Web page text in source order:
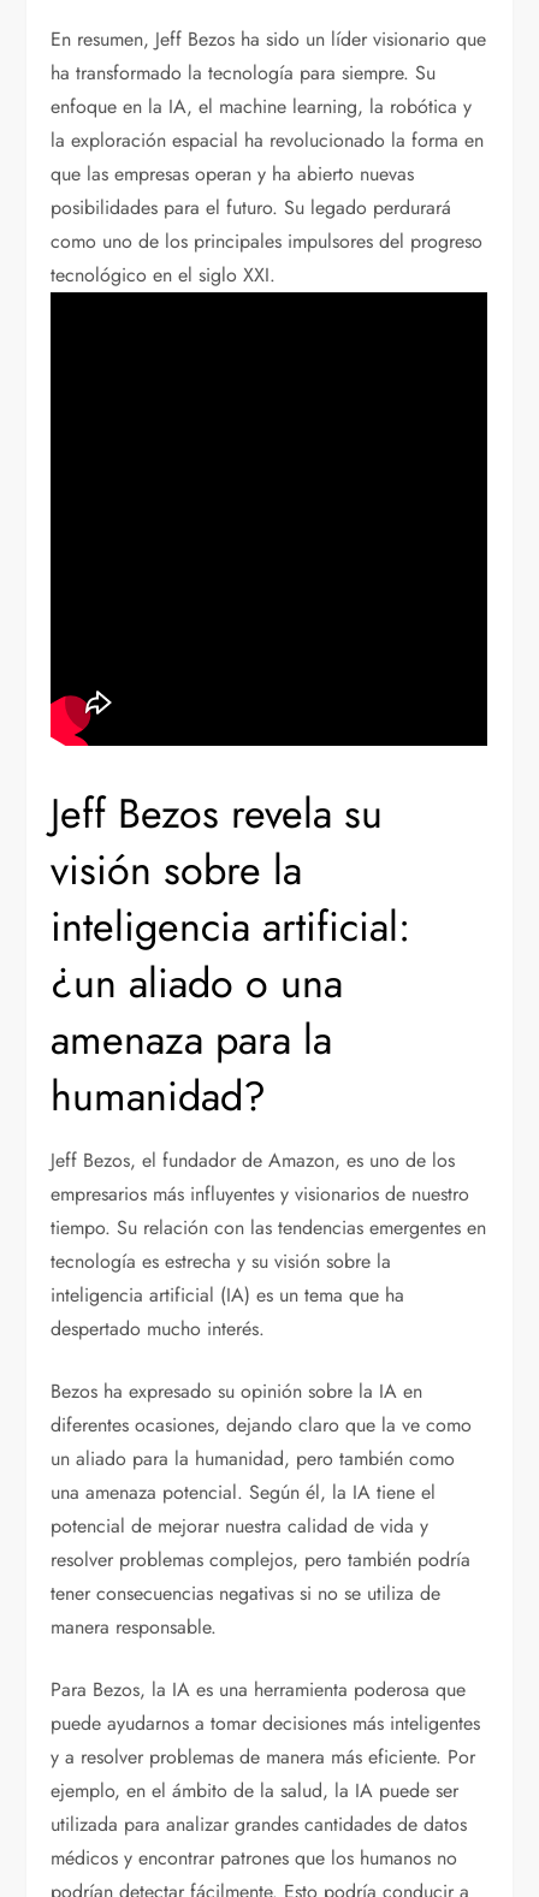
En resumen, Jeff Bezos ha sido un líder visionario que
ha transformado la tecnología para siempre. Su
enfoque en la IA, el machine learning, la robótica y
la exploración espacial ha revolucionado la forma en
que las empresas operan y ha abierto nuevas
posibilidades para el futuro. Su legado perdurará
como uno de los principales impulsores del progreso
tecnológico en el siglo XXI.
Jeff Bezos revela su
visión sobre la
inteligencia artificial:
¿un aliado o una
amenaza para la
humanidad?
Jeff Bezos, el fundador de Amazon, es uno de los
empresarios más influyentes y visionarios de nuestro
tiempo. Su relación con las tendencias emergentes en
tecnología es estrecha y su visión sobre la
inteligencia artificial (IA) es un tema que ha
despertado mucho interés.
Bezos ha expresado su opinión sobre la IA en
diferentes ocasiones, dejando claro que la ve como
un aliado para la humanidad, pero también como
una amenaza potencial. Según él, la IA tiene el
potencial de mejorar nuestra calidad de vida y
resolver problemas complejos, pero también podría
tener consecuencias negativas si no se utiliza de
manera responsable.
Para Bezos, la IA es una herramienta poderosa que
puede ayudarnos a tomar decisiones más inteligentes
y a resolver problemas de manera más eficiente. Por
ejemplo, en el ámbito de la salud, la IA puede ser
utilizada para analizar grandes cantidades de datos
médicos y encontrar patrones que los humanos no